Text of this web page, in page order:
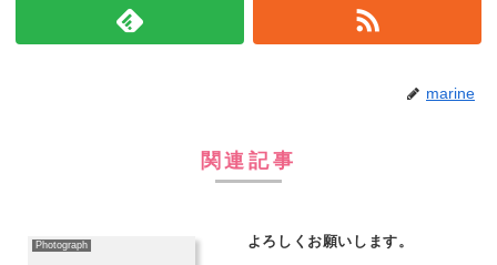
marine
関連記事
Photograph よろしくお願いします。